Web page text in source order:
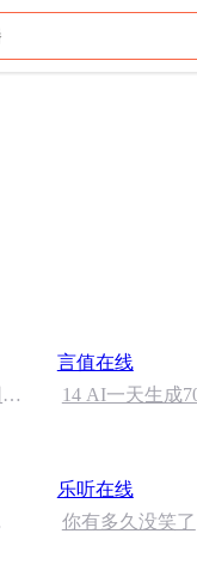
言值在线
14 AI一天生成
乐听在线
你有多久没笑了